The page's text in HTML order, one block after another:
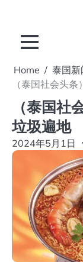
content
Home
泰国新
（泰国社会头
（泰国社
垃圾遍地
2024年5月1日